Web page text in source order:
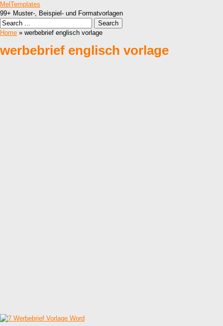
MelTemplates
99+ Muster-, Beispiel- und Formatvorlagen
Home » werbebrief englisch vorlage
werbebrief englisch vorlage